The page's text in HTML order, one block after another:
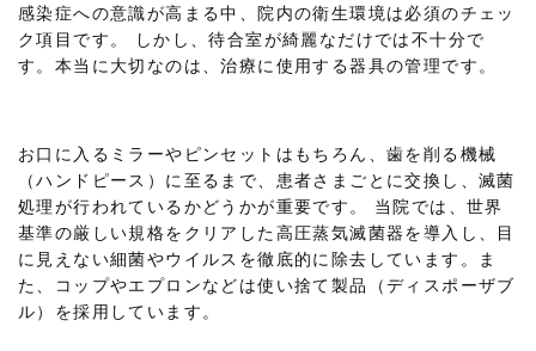
感染症への意識が高まる中、院内の衛生環境は必須のチェッ
ク項目です。 しかし、待合室が綺麗なだけでは不十分で
す。本当に大切なのは、治療に使用する器具の管理です。
お口に入るミラーやピンセットはもちろん、歯を削る機械
（ハンドピース）に至るまで、患者さまごとに交換し、滅菌
処理が行われているかどうかが重要です。 当院では、世界
基準の厳しい規格をクリアした高圧蒸気滅菌器を導入し、目
に見えない細菌やウイルスを徹底的に除去しています。ま
た、コップやエプロンなどは使い捨て製品（ディスポーザブ
ル）を採用しています。